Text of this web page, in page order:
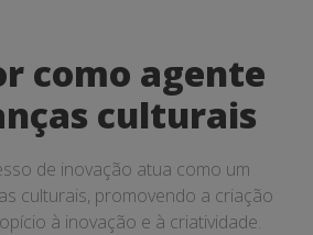
como agente
culturais
de inovação atua como um
culturais, promovendo a criação
à inovação e à criatividade.